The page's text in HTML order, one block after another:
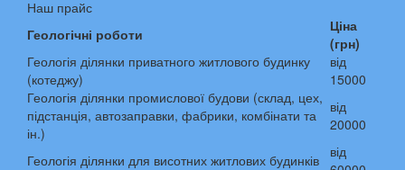
Наш прайс
Геологічні роботи
Ціна
(грн)
Геологія ділянки приватного житлового будинку
(котеджу)
від
15000
Геологія ділянки промислової будови (склад, цех,
підстанція, автозаправки, фабрики, комбінати та
ін.)
від
20000
Геологія ділянки для висотних житлових будинків
від